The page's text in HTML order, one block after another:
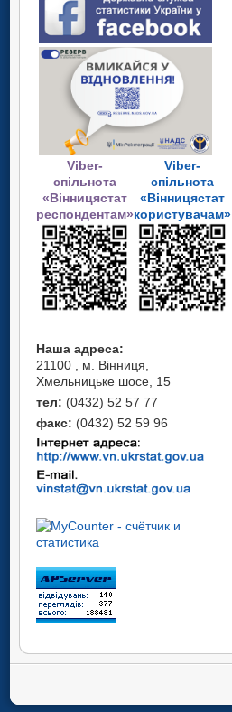
Viber-
спільнота
«Вінницястат
респондентам»
Viber-
спільнота
«Вінницястат
користувачам»
Наша адреса:
21100 , м. Вінниця,
Хмельницьке шосе, 15
тел: (0432) 52 57 77
факс: (0432) 52 59 96